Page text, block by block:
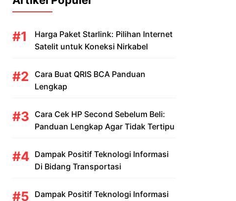
Harga Paket Starlink: Pilihan Internet
Satelit untuk Koneksi Nirkabel
Cara Buat QRIS BCA Panduan
Lengkap
Cara Cek HP Second Sebelum Beli:
Panduan Lengkap Agar Tidak Tertipu
Dampak Positif Teknologi Informasi
Di Bidang Transportasi
Dampak Positif Teknologi Informasi